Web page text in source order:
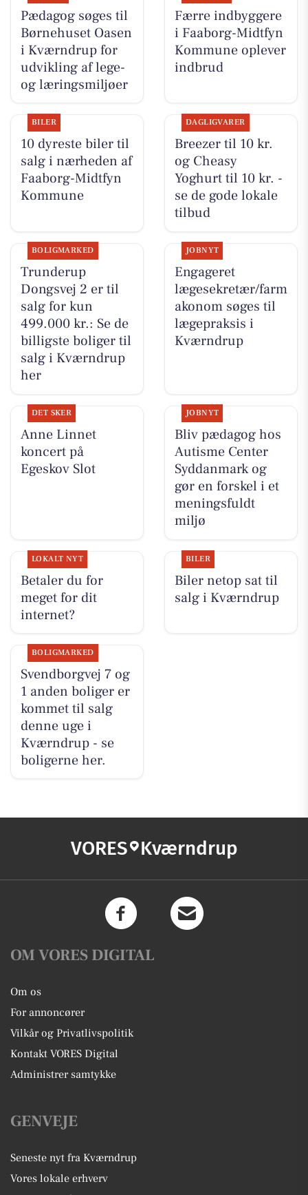
Pædagog søges til
Børnehuset Oasen
i Kværndrup for
udvikling af lege-
og læringsmiljøer
Færre indbyggere
i Faaborg-Midtfyn
Kommune oplever
indbrud
BILER
10 dyreste biler til
salg i nærheden af
Faaborg-Midtfyn
Kommune
DAGLIGVARER
Breezer til 10 kr.
og Cheasy
Yoghurt til 10 kr. -
se de gode lokale
tilbud
BOLIGMARKED
Trunderup
Dongsvej 2 er til
salg for kun
499.000 kr.: Se de
billigste boliger til
salg i Kværndrup
her
JOBNYT
Engageret
lægesekretær/farm
akonom søges til
lægepraksis i
Kværndrup
DET SKER
Anne Linnet
koncert på
Egeskov Slot
JOBNYT
Bliv pædagog hos
Autisme Center
Syddanmark og
gør en forskel i et
meningsfuldt
miljø
LOKALT NYT
Betaler du for
meget for dit
internet?
BILER
Biler netop sat til
salg i Kværndrup
BOLIGMARKED
Svendborgvej 7 og
1 anden boliger er
kommet til salg
denne uge i
Kværndrup - se
boligerne her.
VORES Kværndrup
OM VORES DIGITAL
Om os
For annoncører
Vilkår og Privatlivspolitik
Kontakt VORES Digital
Administrer samtykke
GENVEJE
Seneste nyt fra Kværndrup
Vores lokale erhverv